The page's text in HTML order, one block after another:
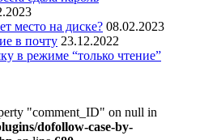
место на диске? 08.02.2023
в почту 23.12.2022
в режиме “только чтение”
"comment_ID" on null in
dofollow-case-by-